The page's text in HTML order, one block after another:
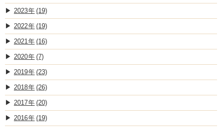
2023 (19)
2022 (19)
2021 (16)
2020 (7)
2019 (23)
2018 (26)
2017 (20)
2016 (19)